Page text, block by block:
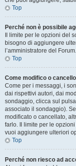
Top
Perché non è possibile
Il limite per le opzioni del
bisogno di aggiungere
l’amministratore del Forum.
Top
Come modifico o
Come per i messaggi, i
dai rispettivi autori, dai
sondaggio, clicca sul
associato il sondaggio).
modificato o cancellato,
farlo. Il limite per le
vuoi aggiungere ulteriori
Top
Perché non riesco ad